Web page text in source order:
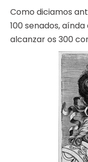
Como diciamos
100 senados,
alcanzar os 300